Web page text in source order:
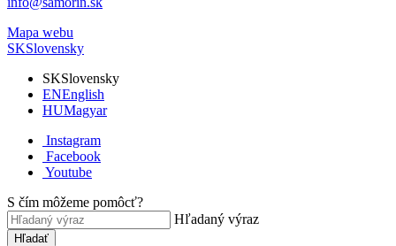
Mapa webu
SKSlovensky
SKSlovensky
ENEnglish
HUMagyar
Instagram
Facebook
Youtube
S čím môžeme pomôcť?
Hľadaný výraz
Hľadať